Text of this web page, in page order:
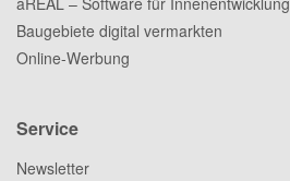
Baugebiete digital vermarkten
Online-Werbung
Service
Newsletter